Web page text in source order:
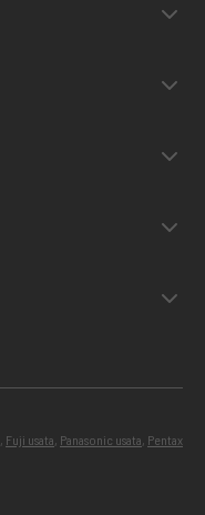
, Fuji usata, Panasonic usata, Pentax